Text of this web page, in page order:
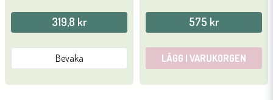
319,8 kr
Bevaka
575 kr
LÄGG I VARUKORGEN